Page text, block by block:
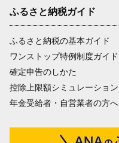
ふるさと納税ガイド
ふるさと納税の基本ガイド
ワンストップ特例制度ガイド
確定申告のしかた
控除上限額シミュレーション
年金受給者・自営業者の方へ